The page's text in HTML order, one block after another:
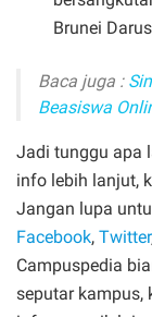
Brunei
Baca juga :
Beasiswa
Jadi tunggu apa
info lebih lanjut,
Jangan lupa
Facebook, Twitter
Campuspedia
seputar kampus,